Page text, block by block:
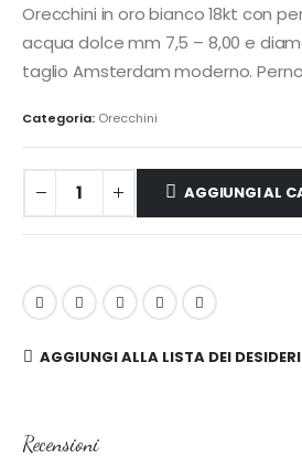
Orecchini in oro bianco 18kt con
acqua dolce mm 7,5 – 8,00 e
taglio Amsterdam moderno.
Categoria: Orecchini
AGGIUNGI AL
AGGIUNGI ALLA LISTA DEI DESIDERI
Recensioni